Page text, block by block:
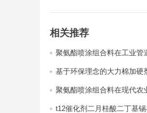
相关推荐
聚氨酯喷涂组合料在工业管
基于环保理念的大力棉加硬
聚氨酯喷涂组合料在现代农
t12催化剂二月桂酸二丁基